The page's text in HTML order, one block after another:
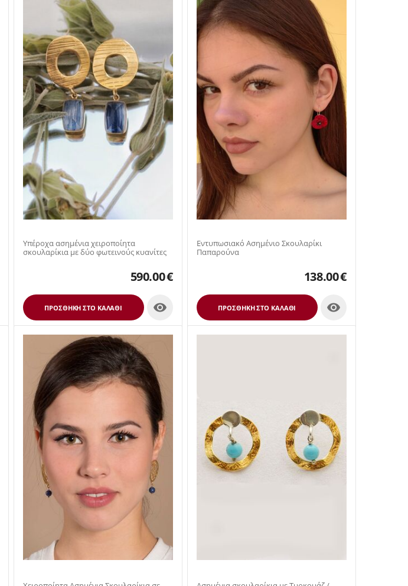
Υπέροχα ασημένια χειροποίητα
σκουλαρίκια με δύο φωτεινούς κυανίτες
590.00€
ΠΡΟΣΘΉΚΗ ΣΤΟ ΚΑΛΆΘΙ 
Εντυπωσιακό Ασημένιο Σκουλαρίκι
Παπαρούνα
138.00€
ΠΡΟΣΘΉΚΗ ΣΤΟ ΚΑΛΆΘΙ 